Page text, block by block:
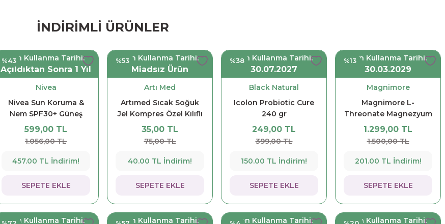
İNDİRİMLİ ÜRÜNLER
%43Son Kullanma Tarihi:
Açıldıktan Sonra 1 Yıl
Nivea
Nivea Sun Koruma &
Nem SPF30+ Güneş
Spreyi 200 ml
599,00 TL
1.056,00 TL
457.00 TL İndirim!
SEPETE EKLE
%53Son Kullanma Tarihi:
Miadsız Ürün
Artı Med
Artımed Sıcak Soğuk
Jel Kompres Özel Kılıflı
13x13 cm
35,00 TL
75,00 TL
40.00 TL İndirim!
SEPETE EKLE
%38Son Kullanma Tarihi:
30.07.2027
Black Natural
Icolon Probiotic Cure
240 gr
249,00 TL
399,00 TL
150.00 TL İndirim!
SEPETE EKLE
%13Son Kullanma Tarihi:
30.03.2029
Magnimore
Magnimore L-
Threonate Magnezyum
Takviye Edici Gıda 90
Kapsül
1.299,00 TL
1.500,00 TL
201.00 TL İndirim!
SEPETE EKLE
Son Kullanma Tarihi: Son Kullanma Tarihi: Son Kullanma Tarihi: Son Kullanma Tarihi: